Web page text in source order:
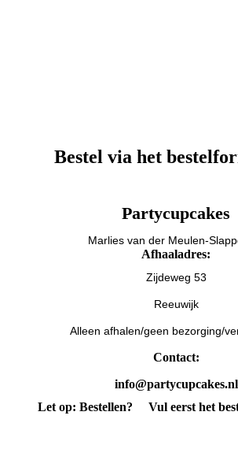
Bestel via het
Partycupcakes
Marlies van der Meulen-
Afhaaladres:
Zijdeweg 53
Reeuwijk
Alleen afhalen/geen bezorging/
Contact:
info@partycupcakes.nl
Let op: Bestellen? Vul eerst het